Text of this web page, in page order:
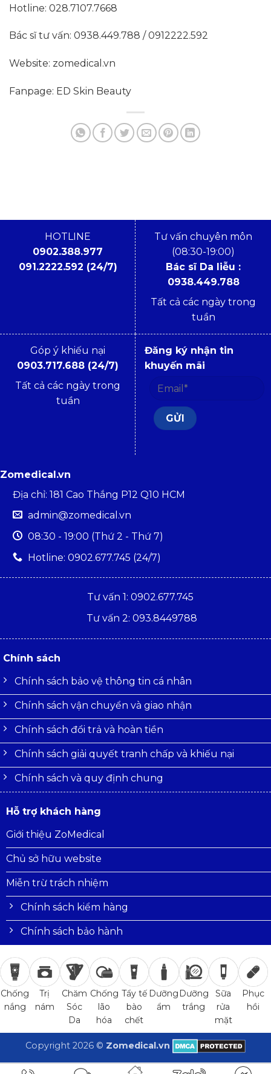
Hotline: 028.7107.7668
Bác sĩ tư vấn: 0938.449.788 / 0912222.592
Website: zomedical.vn
Fanpage: ED Skin Beauty
HOTLINE
0902.388.977
091.2222.592 (24/7)
Tư vấn chuyên môn
(08:30-19:00)
Bác sĩ Da liễu :
0938.449.788
Tất cả các ngày trong
tuần
Góp ý khiếu nại
0903.717.688 (24/7)
Tất cả các ngày trong
tuần
Đăng ký nhận tin
khuyến mãi
Zomedical.vn
Địa chỉ: 181 Cao Thắng P12 Q10 HCM
admin@zomedical.vn
08:30 - 19:00 (Thứ 2 - Thứ 7)
Hotline: 0902.677.745 (24/7)
Tư vấn 1: 0902.677.745
Tư vấn 2: 093.8449788
Chính sách
Chính sách bảo vệ thông tin cá nhân
Chính sách vận chuyển và giao nhận
Chính sách đổi trả và hoàn tiền
Chính sách giải quyết tranh chấp và khiếu nại
Chính sách và quy định chung
Hỗ trợ khách hàng
Giới thiệu ZoMedical
Chủ sở hữu website
Miễn trừ trách nhiệm
Chính sách kiểm hàng
Chính sách bảo hành
Chống
nắng
Trị
nám
Chăm
Sóc
Da
Chống
lão
hóa
Tẩy tế
bào
chết
Dưỡng
ẩm
Dưỡng
trắng
Sữa
rửa
mặt
Phục
hồi
Copyright 2026 © Zomedical.vn